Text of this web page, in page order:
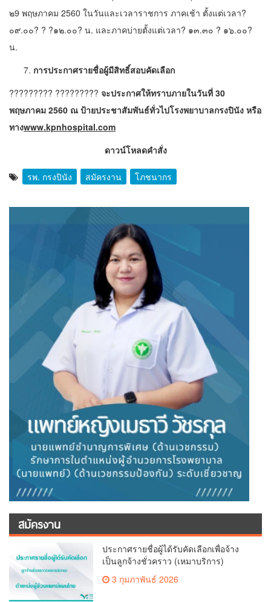
๒9 พฤษภาคม 2560 ในวันและเวลาราชการ ภาคเช้า ตั้งแต่เวลา?
๐๙.๐๐? ? ?๑๒.๐๐? น. และภาคบ่ายตั้งแต่เวลา? ๑๓.๓๐ ? ๑๖.๐๐?
น.
การประกาศรายชื่อผู้มีสิทธิ์สอบคัดเลือก
????????? ????????? จะประกาศให้ทราบภายในวันที่ 30
พฤษภาคม 2560 ณ ป้ายประชาสัมพันธ์ทั่วไปโรงพยาบาลกรงปินัง หรือ
ทางwww.kpnhospital.com
ดาวน์โหลดคำสั่ง
รพ. กรงปินัง สมัครงาน โภชนากร
สมัครงาน
ประกาศรายชื่อผู้ได้รับคัดเลือกเพื่อจ้าง
เป็นลูกจ้างชั่วคราว (เหมาบริการ)
3 กุมภาพันธ์ 2026